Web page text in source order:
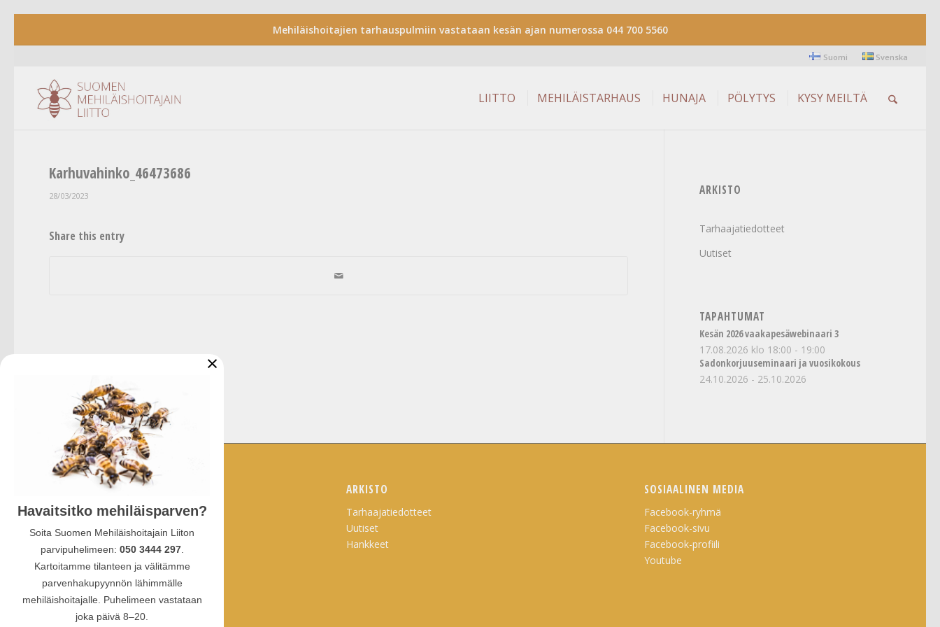
Mehiläishoitajien tarhauspulmiin vastataan kesän ajan numerossa 044 700 5560
Suomi Svenska
LIITTO MEHILÄISTARHAUS HUNAJA PÖLYTYS KYSY MEILTÄ
Karhuvahinko_46473686
28/03/2023
Share this entry
ARKISTO
Tarhaajatiedotteet
Uutiset
TAPAHTUMAT
Kesän 2026 vaakapesäwebinaari 3
17.08.2026 klo 18:00 - 19:00
Sadonkorjuuseminaari ja vuosikokous
24.10.2026 - 25.10.2026
YHTEYSTIEDOT
Ullanlinnankatu 1 A 3
00130 Helsinki
puhelin:
010 387 4770
sähköposti: sml(at)hunaja.net
Tietosuojaselosteet
ARKISTO
Tarhaajatiedotteet
Uutiset
Hankkeet
SOSIAALINEN MEDIA
Facebook-ryhmä
Facebook-sivu
Facebook-profiili
Youtube
Havaitsitko mehiläisparven?
Soita Suomen Mehiläishoitajain Liiton
parvipuhelimeen: 050 3444 297.
Kartoitamme tilanteen ja välitämme
parvenhakupyynnön lähimmälle
mehiläishoitajalle. Puhelimeen vastataan
joka päivä 8–20.
×